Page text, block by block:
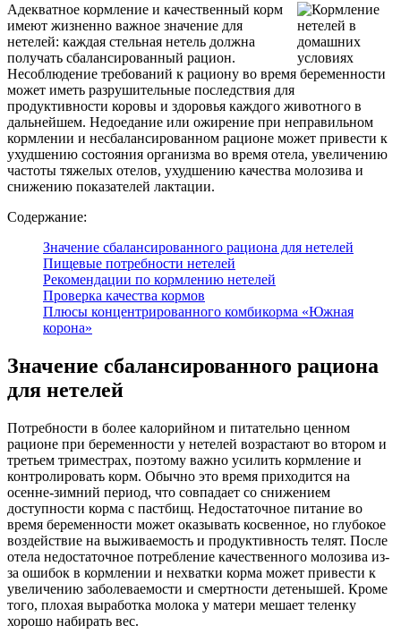
Адекватное кормление и качественный корм
имеют жизненно важное значение для
нетелей: каждая стельная нетель должна
получать сбалансированный рацион.
Несоблюдение требований к рациону во время беременности
может иметь разрушительные последствия для
продуктивности коровы и здоровья каждого животного в
дальнейшем. Недоедание или ожирение при неправильном
кормлении и несбалансированном рационе может привести к
ухудшению состояния организма во время отела, увеличению
частоты тяжелых отелов, ухудшению качества молозива и
снижению показателей лактации.
Содержание:
Значение сбалансированного рациона для нетелей
Пищевые потребности нетелей
Рекомендации по кормлению нетелей
Проверка качества кормов
Плюсы концентрированного комбикорма «Южная
корона»
Значение сбалансированного рациона
для нетелей
Потребности в более калорийном и питательно ценном
рационе при беременности у нетелей возрастают во втором и
третьем триместрах, поэтому важно усилить кормление и
контролировать корм. Обычно это время приходится на
осенне-зимний период, что совпадает со снижением
доступности корма с пастбищ. Недостаточное питание во
время беременности может оказывать косвенное, но глубокое
воздействие на выживаемость и продуктивность телят. После
отела недостаточное потребление качественного молозива из-
за ошибок в кормлении и нехватки корма может привести к
увеличению заболеваемости и смертности детенышей. Кроме
того, плохая выработка молока у матери мешает теленку
хорошо набирать вес.